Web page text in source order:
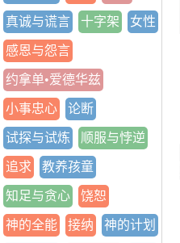
真诚与谎言 十字架 女性
感恩与怨言
约拿单•爱德华兹
小事忠心 论断
试探与试炼 顺服与悖逆
追求 教养孩童
知足与贪心 饶恕
神的全能 接纳 神的计划